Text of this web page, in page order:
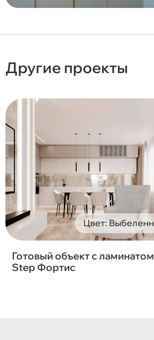
Другие проекты
Цвет:
Готовый объект с
Step Фортис